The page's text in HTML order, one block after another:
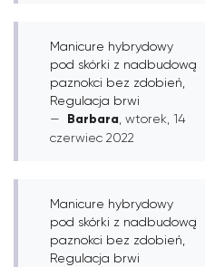
Manicure hybrydowy
pod skórki z nadbudową
paznokci bez zdobień,
Regulacja brwi
Barbara , wtorek, 14
czerwiec 2022
Manicure hybrydowy
pod skórki z nadbudową
paznokci bez zdobień,
Regulacja brwi